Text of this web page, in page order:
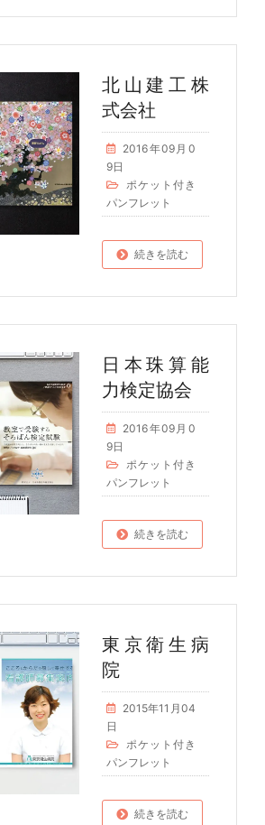
北山建工株
式会社
2016年09月0
9日
ポケット付き
パンフレット
続きを読む
日本珠算能
力検定協会
2016年09月0
9日
ポケット付き
パンフレット
続きを読む
東京衛生病
院
2015年11月04
日
ポケット付き
パンフレット
続きを読む